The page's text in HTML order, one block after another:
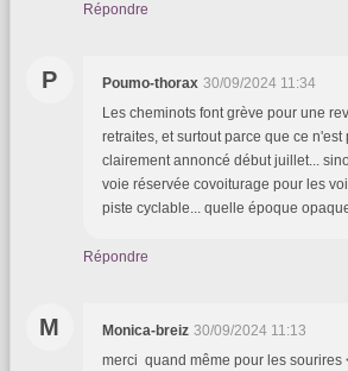
Répondre
P Poumo-thorax 30/09/2024 11:34
Les cheminots font grève pour une
retraites, et surtout parce que ce
clairement annoncé début juillet...
voie réservée covoiturage pour les
piste cyclable... quelle époque
Répondre
M Monica-breiz 30/09/2024 11:13
merci quand même pour les